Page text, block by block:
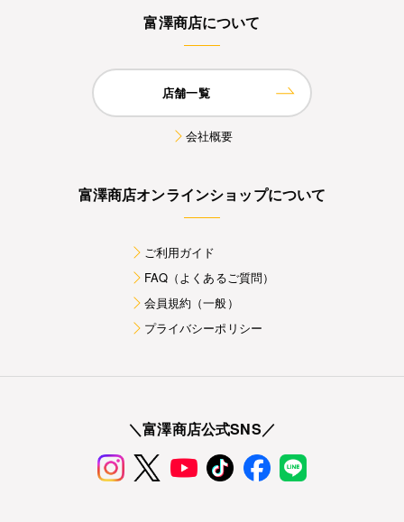
富澤商店について
店舗一覧
会社概要
富澤商店オンラインショップについて
ご利用ガイド
FAQ（よくあるご質問）
会員規約（一般）
プライバシーポリシー
＼富澤商店公式SNS／